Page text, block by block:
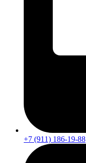
+7 (911) 186-19-88